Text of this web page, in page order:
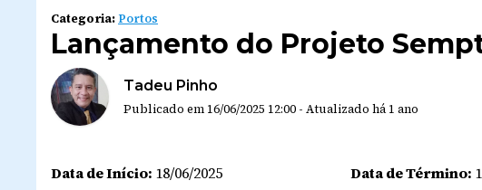
Categoria:Portos
Lançamento do Projeto
Tadeu Pinho
Publicado em 16/06/2025 12:00 - Atualizado há 1 ano
Data de Início: 18/06/2025 Data de Término: